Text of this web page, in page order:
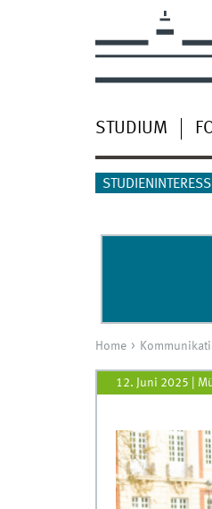
STUDIUM
Home
12. Juni 2025